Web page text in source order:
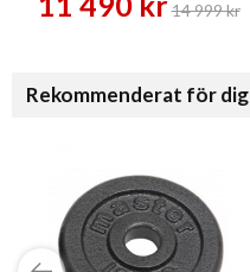
14 999 kr
Rekommenderat för dig